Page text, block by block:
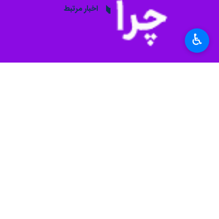
اخبار مرتبط
♿︎